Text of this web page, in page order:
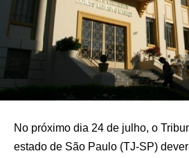
No próximo dia 24 de julho, o
estado de São Paulo (TJ-SP)